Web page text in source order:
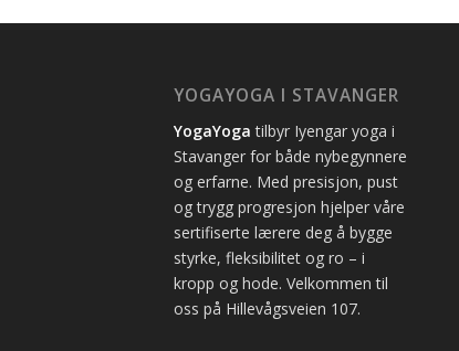
YOGAYOGA I STAVANGER
YogaYoga tilbyr Iyengar yoga i
Stavanger for både nybegynnere
og erfarne. Med presisjon, pust
og trygg progresjon hjelper våre
sertifiserte lærere deg å bygge
styrke, fleksibilitet og ro – i
kropp og hode. Velkommen til
oss på Hillevågsveien 107.